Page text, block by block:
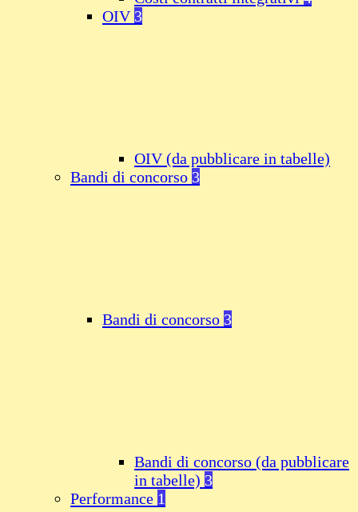
OIV 3
OIV (da pubblicare in tabelle)
Bandi di concorso 3
Bandi di concorso 3
Bandi di concorso (da pubblicare
in tabelle) 3
Performance 1